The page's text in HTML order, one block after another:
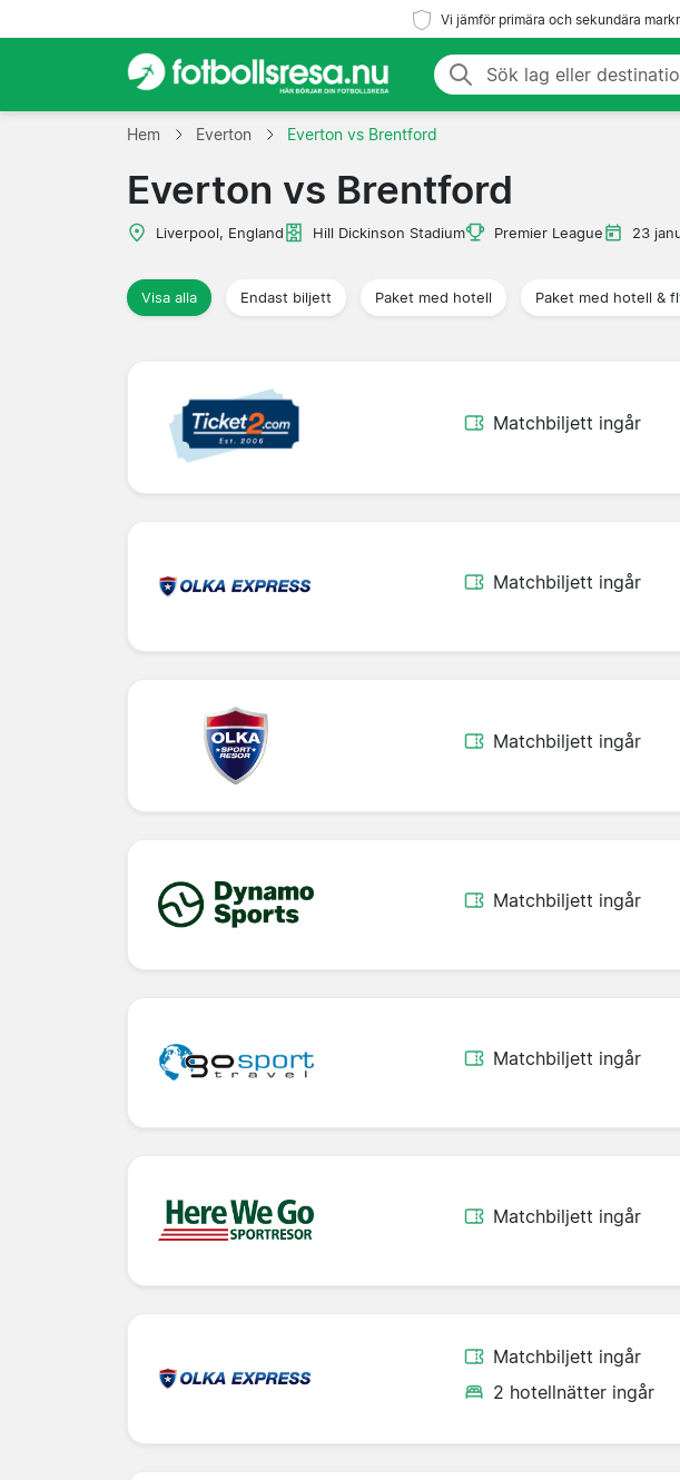
Vi jämför primära och sekundära
Hem Everton Everton vs Brentford
Everton vs Brentford
Liverpool, England Hill Dickinson Stadium Premier League 23
Visa alla Endast biljett Paket med hotell Paket med hotell &
Matchbiljett ingår
Matchbiljett ingår
Matchbiljett ingår
Matchbiljett ingår
Matchbiljett ingår
Matchbiljett ingår
Matchbiljett ingår
2 hotellnätter ingår